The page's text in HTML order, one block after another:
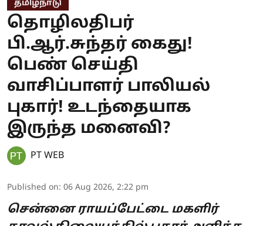
தமிழ்நாடு
தொழிலதிபர்
பி.ஆர்.சுந்தர் கைது!
பெண் செய்தி
வாசிப்பாளர் பாலியல்
புகார்! உடந்தையாக
இருந்த மனைவி?
PT WEB
Published on: 06 Aug 2026, 2:22 pm
சென்னை ராயப்பேட்டை மகளிர்